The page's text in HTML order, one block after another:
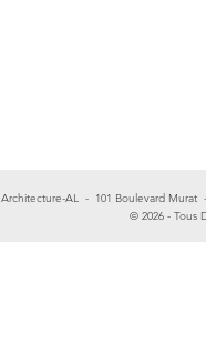
Architecture-AL - 101 Boulevard
© 2026 - Tous